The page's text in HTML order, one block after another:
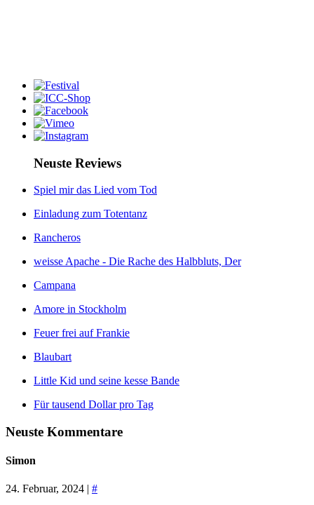
Neuste Reviews
Spiel mir das Lied vom Tod
Einladung zum Totentanz
Rancheros
weisse Apache - Die Rache des Halbbluts, Der
Campana
Amore in Stockholm
Feuer frei auf Frankie
Blaubart
Little Kid und seine kesse Bande
Für tausend Dollar pro Tag
Neuste Kommentare
Simon
24. Februar, 2024 | #